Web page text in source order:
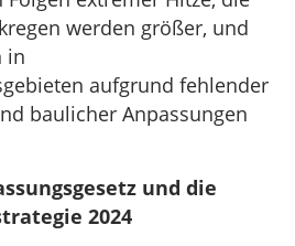
werden größer, und
in
aufgrund fehlender
baulicher Anpassungen
und die
2024